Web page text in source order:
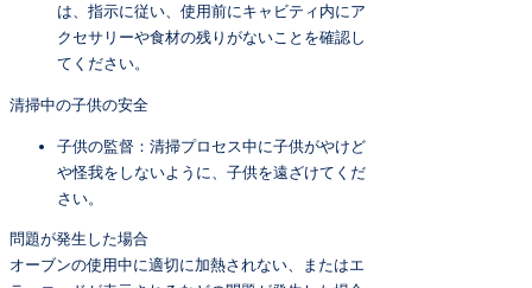
は、指示に従い、使用前にキャビティ内にア
クセサリーや食材の残りがないことを確認し
てください。
清掃中の子供の安全
子供の監督：清掃プロセス中に子供がやけど
や怪我をしないように、子供を遠ざけてくだ
さい。
問題が発生した場合
オーブンの使用中に適切に加熱されない、またはエ